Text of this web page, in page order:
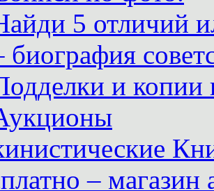
5 отличий
биография
и копии
–